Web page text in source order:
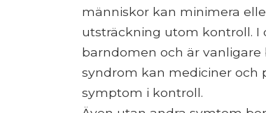
människor kan minimera
utsträckning utom kontroll. I
barndomen och är
syndrom kan mediciner och
symptom i kontroll.